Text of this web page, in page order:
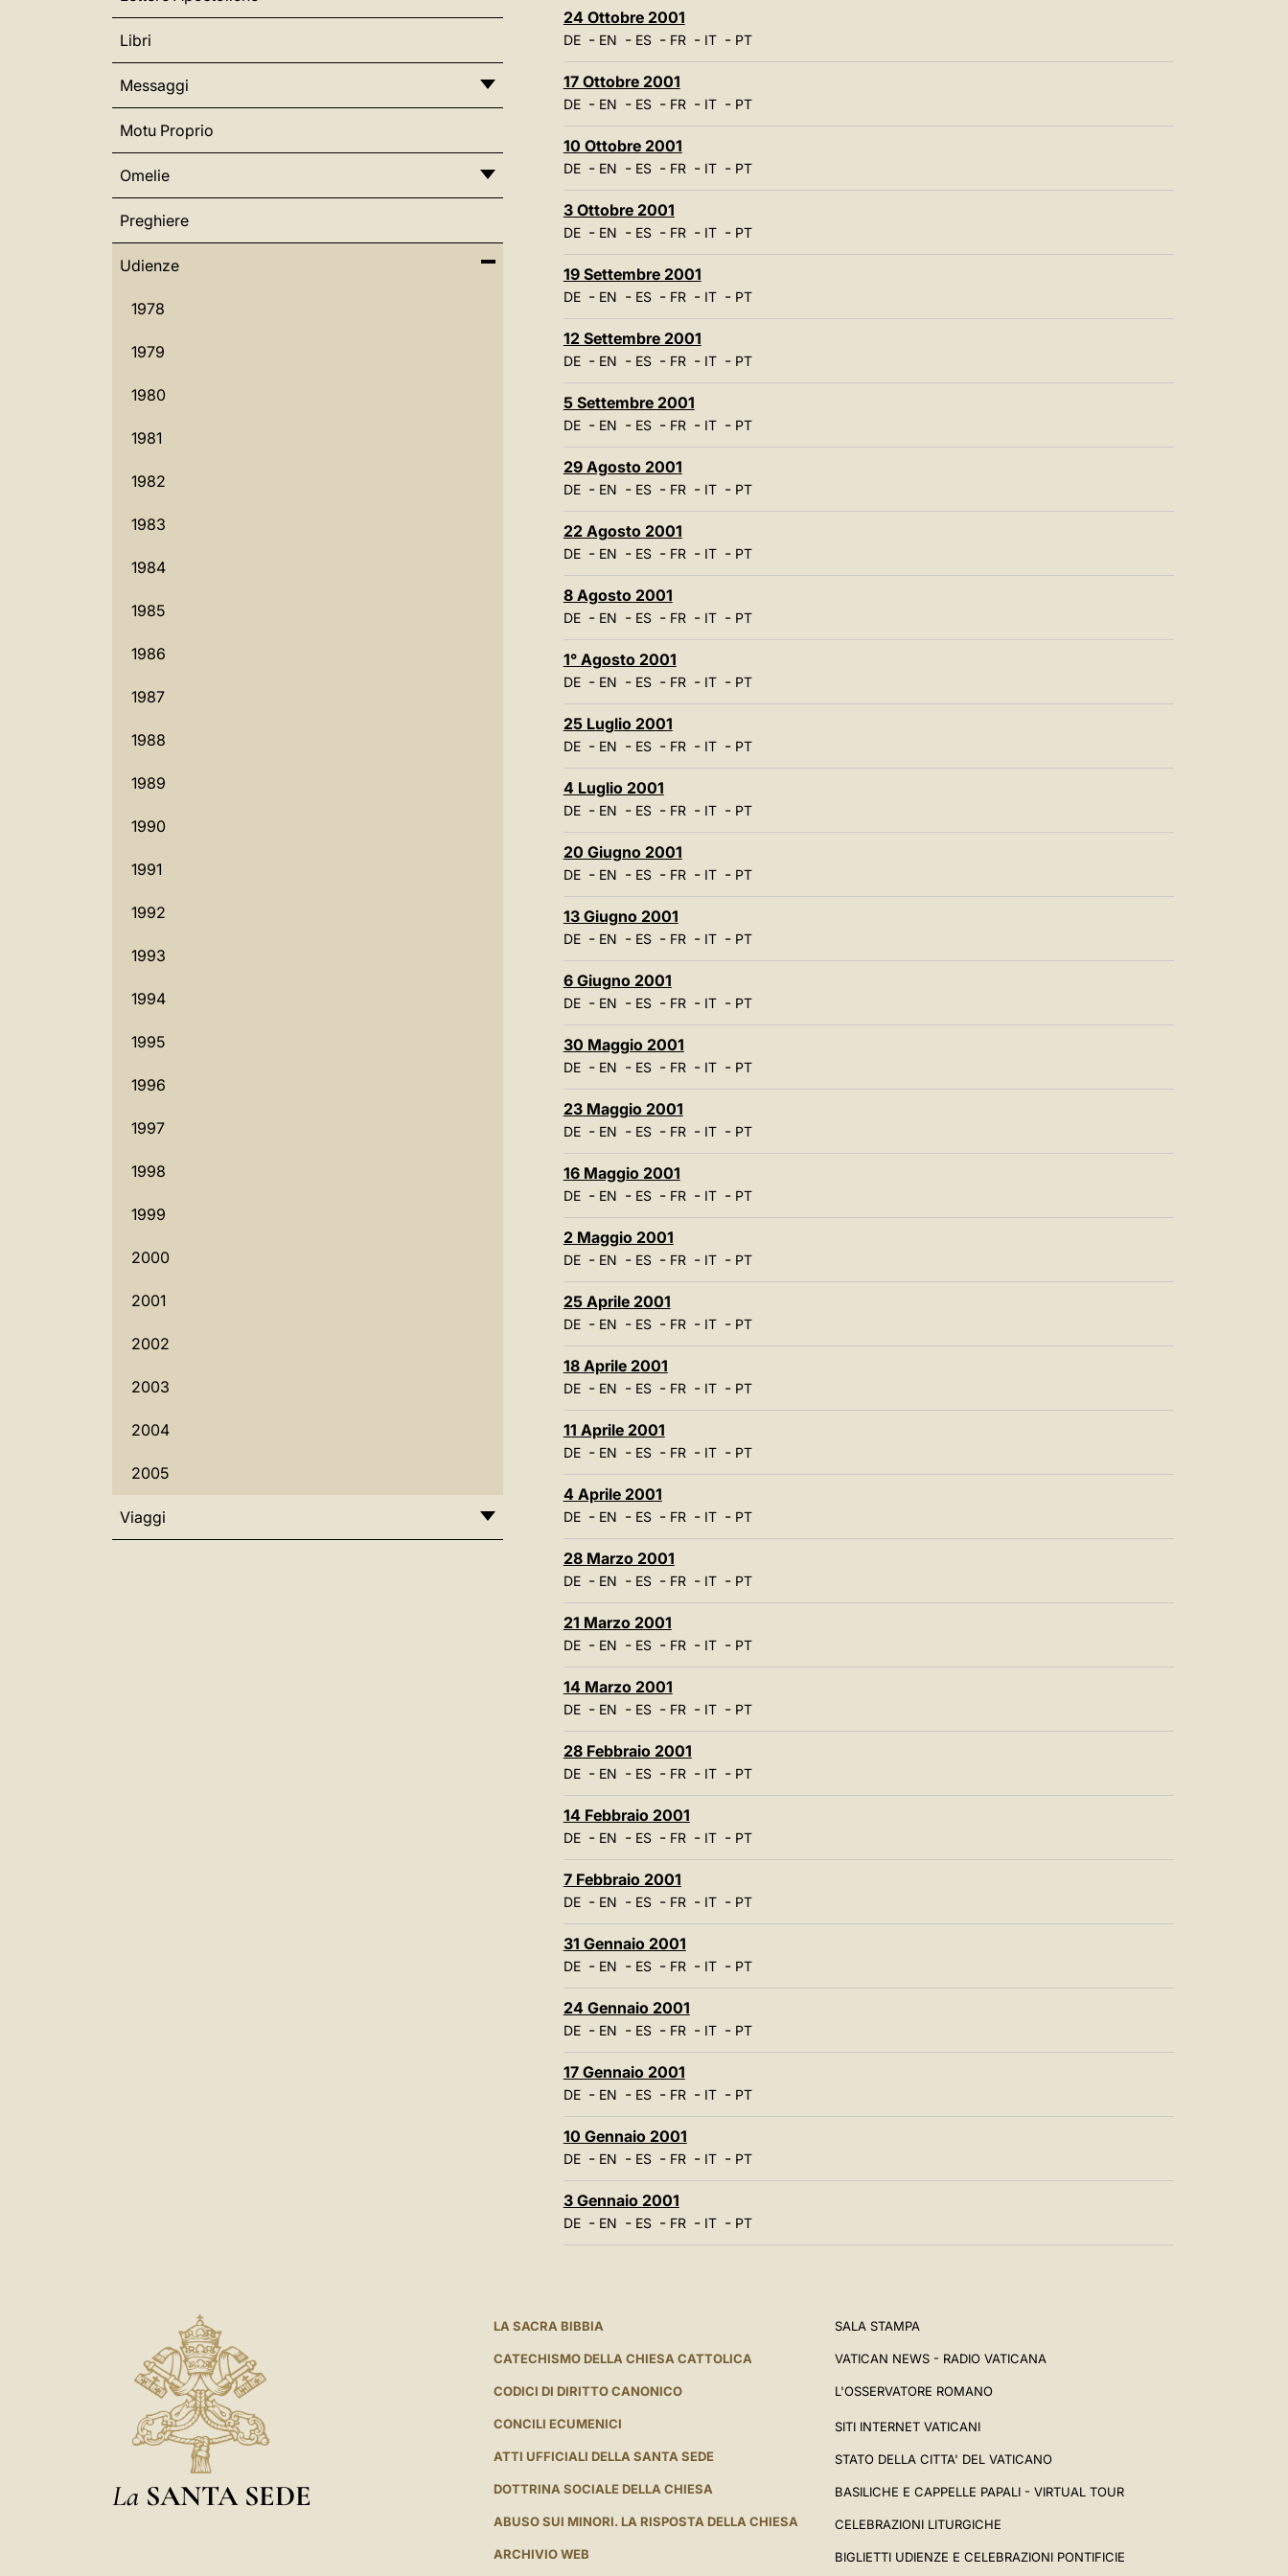
Libri
Messaggi
Motu Proprio
Omelie
Preghiere
Udienze
1978
1979
1980
1981
1982
1983
1984
1985
1986
1987
1988
1989
1990
1991
1992
1993
1994
1995
1996
1997
1998
1999
2000
2001
2002
2003
2004
2005
Viaggi
24 Ottobre 2001
DE- EN - ES- FR- IT- PT
17 Ottobre 2001
DE- EN - ES- FR- IT- PT
10 Ottobre 2001
DE- EN - ES- FR- IT- PT
3 Ottobre 2001
DE- EN - ES- FR- IT- PT
19 Settembre 2001
DE- EN - ES- FR- IT- PT
12 Settembre 2001
DE- EN - ES- FR- IT- PT
5 Settembre 2001
DE- EN - ES- FR- IT- PT
29 Agosto 2001
DE- EN - ES- FR- IT- PT
22 Agosto 2001
DE- EN - ES- FR- IT- PT
8 Agosto 2001
DE- EN - ES- FR- IT- PT
1° Agosto 2001
DE- EN - ES- FR- IT- PT
25 Luglio 2001
DE- EN - ES- FR- IT- PT
4 Luglio 2001
DE- EN - ES- FR- IT- PT
20 Giugno 2001
DE- EN - ES- FR- IT- PT
13 Giugno 2001
DE- EN - ES- FR- IT- PT
6 Giugno 2001
DE- EN - ES- FR- IT- PT
30 Maggio 2001
DE- EN - ES- FR- IT- PT
23 Maggio 2001
DE- EN - ES- FR- IT- PT
16 Maggio 2001
DE- EN - ES- FR- IT- PT
2 Maggio 2001
DE- EN - ES- FR- IT- PT
25 Aprile 2001
DE- EN - ES- FR- IT- PT
18 Aprile 2001
DE- EN - ES- FR- IT- PT
11 Aprile 2001
DE- EN - ES- FR- IT- PT
4 Aprile 2001
DE- EN - ES- FR- IT- PT
28 Marzo 2001
DE- EN - ES- FR- IT- PT
21 Marzo 2001
DE- EN - ES- FR- IT- PT
14 Marzo 2001
DE- EN - ES- FR- IT- PT
28 Febbraio 2001
DE- EN - ES- FR- IT- PT
14 Febbraio 2001
DE- EN - ES- FR- IT- PT
7 Febbraio 2001
DE- EN - ES- FR- IT- PT
31 Gennaio 2001
DE- EN - ES- FR- IT- PT
24 Gennaio 2001
DE- EN - ES- FR- IT- PT
17 Gennaio 2001
DE- EN - ES- FR- IT- PT
10 Gennaio 2001
DE- EN - ES- FR- IT- PT
3 Gennaio 2001
DE- EN - ES- FR- IT- PT
La SANTA SEDE
LA SACRA BIBBIA
CATECHISMO DELLA CHIESA CATTOLICA
CODICI DI DIRITTO CANONICO
CONCILI ECUMENICI
ATTI UFFICIALI DELLA SANTA SEDE
DOTTRINA SOCIALE DELLA CHIESA
ABUSO SUI MINORI. LA RISPOSTA DELLA CHIESA
ARCHIVIO WEB
SALA STAMPA
VATICAN NEWS - RADIO VATICANA
L'OSSERVATORE ROMANO
SITI INTERNET VATICANI
STATO DELLA CITTA' DEL VATICANO
BASILICHE E CAPPELLE PAPALI - VIRTUAL TOUR
CELEBRAZIONI LITURGICHE
BIGLIETTI UDIENZE E CELEBRAZIONI PONTIFICIE